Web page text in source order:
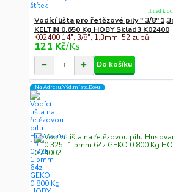
Vodící lišta pro řetězové pily " 3/8"
KELTIN 0.650 Kg HOBY Sklad3 K02400
K02400 14", 3/8", 1,3mm, 52 zubů
121 Kč/Ks
Ihned k
Do košíku
Na Adresu,Výd.místo,Boxu